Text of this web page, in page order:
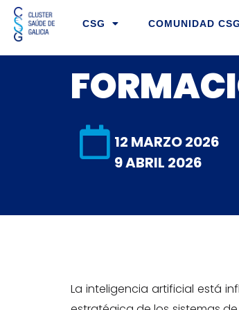
CSG COMUNIDAD CSG
12 MARZO 2026
9 ABRIL 2026
La inteligencia artificial está